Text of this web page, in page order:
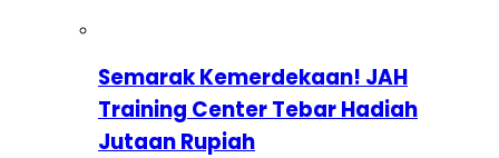
Semarak Kemerdekaan! JAH
Training Center Tebar Hadiah
Jutaan Rupiah